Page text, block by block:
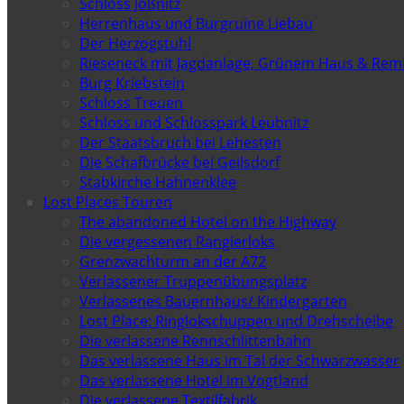
Herrenhaus und Burgruine Liebau
Der Herzogstuhl
Rieseneck mit Jagdanlage, Grünem Haus &
Burg Kriebstein
Schloss Treuen
Schloss und Schlosspark Leubnitz
Der Staatsbruch bei Lehesten
Die Schafbrücke bei Geilsdorf
Stabkirche Hahnenklee
Lost Places Touren
The abandoned Hotel on the Highway
Die vergessenen Rangierloks
Grenzwachturm an der A72
Verlassener Truppenübungsplatz
Verlassenes Bauernhaus/ Kindergarten
Lost Place: Ringlokschuppen und Drehscheibe
Die verlassene Rennschlittenbahn
Das verlassene Haus im Tal der Schwarzwasser
Das verlassene Hotel im Vogtland